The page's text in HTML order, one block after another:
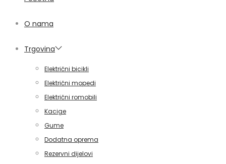
O nama
Trgovina
Električni bicikli
Električni mopedi
Električni romobili
Kacige
Gume
Dodatna oprema
Rezervni dijelovi